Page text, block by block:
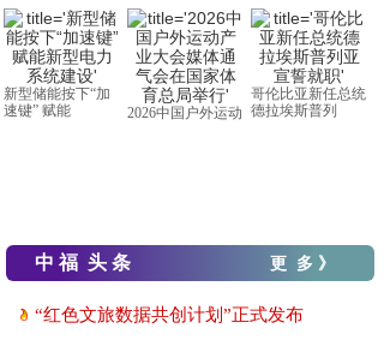
储能按下“加
” 赋能
2026中国户外运动
哥伦比亚新任总统
德拉埃斯普列
滨海
中 福 头 条 更 多 》
“红色文旅数据共创计划”正式发布